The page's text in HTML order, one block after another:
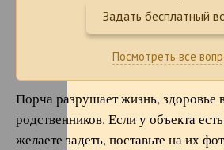
Задать бесплатный
Посмотреть все
Порча разрушает жизнь, здоровье
родственников. Если у объекта
желаете задеть, поставьте на их